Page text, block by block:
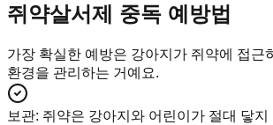
쥐약살서제 중독 예방법
가장 확실한 예방은 강아지가 쥐약에 접근
환경을 관리하는 거예요.
보관: 쥐약은 강아지와 어린이가 절대 닿지